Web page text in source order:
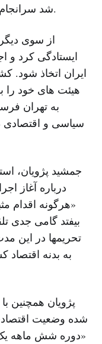
شد سرانجام راه توافق هسته‌ ای را فراهم کرد.
از سوی دیگر
ایستادگی کرد و
ایران اتخاذ شود.
هیئت های خود را
به تهران
سیاسی و اقتصادی
جمشید پژویان،
درباره آغاز
«هرگونه اقدام
بیفتد گامی جدی
تحریمها در این
به بدنه
پژویان همچنین
شده وضعیت
«دوره شش ماهه یک